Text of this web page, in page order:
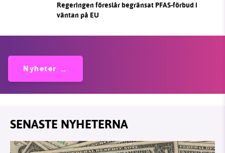
Regeringen föreslår begränsat PFAS-förbud i
väntan på EU
Nyheter
SENASTE NYHETERNA